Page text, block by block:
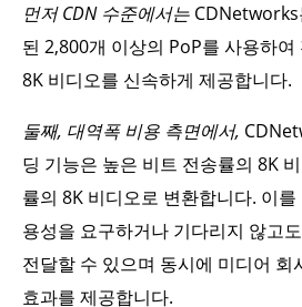
먼저 CDN 수준에서는
된 2,800개 이상의 PoP를 사용하여
8K 비디오를 신속하게 제공합니다.
둘째, 대역폭 비용 측면에서,
딩 기능은 높은 비트 전송률의 8K
률의 8K 비디오로 변환합니다. 이
용성을 요구하거나 기다리지 않고
전달할 수 있으며 동시에 미디어 회
효과를 제공합니다.